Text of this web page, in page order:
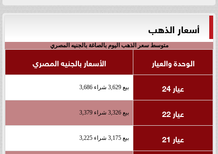
أسعار الذهب
متوسط سعر الذهب اليوم بالصاغة بالجنيه المصري
الوحدة والعيار
الأسعار بالجنيه المصري
عيار 24
بيع 3,629 شراء 3,686
عيار 22 بيع 3,326 شراء 3,379
عيار 21 بيع 3,175 شراء 3,225